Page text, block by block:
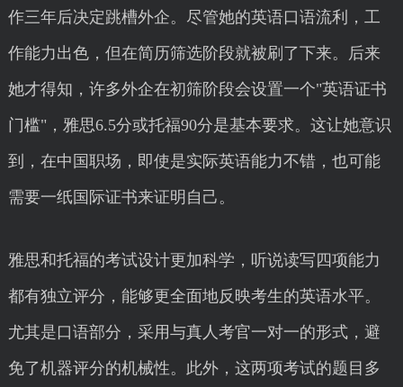
作三年后决定跳槽外企。尽管她的英语口语流利，工
作能力出色，但在简历筛选阶段就被刷了下来。后来
她才得知，许多外企在初筛阶段会设置一个"英语证书
门槛"，雅思6.5分或托福90分是基本要求。这让她意识
到，在中国职场，即使是实际英语能力不错，也可能
需要一纸国际证书来证明自己。
雅思和托福的考试设计更加科学，听说读写四项能力
都有独立评分，能够更全面地反映考生的英语水平。
尤其是口语部分，采用与真人考官一对一的形式，避
免了机器评分的机械性。此外，这两项考试的题目多